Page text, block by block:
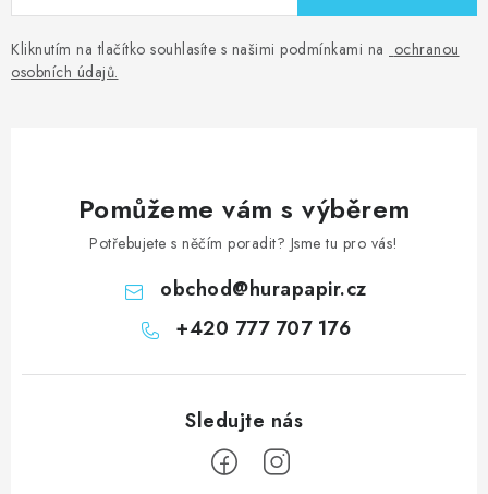
r
v
k
Kliknutím na tlačítko souhlasíte s našimi podmínkami na ochranou
osobních údajů.
Pomůžeme vám s výběrem
Potřebujete s něčím poradit? Jsme tu pro vás!
obchod@hurapapir.cz
+420 777 707 176